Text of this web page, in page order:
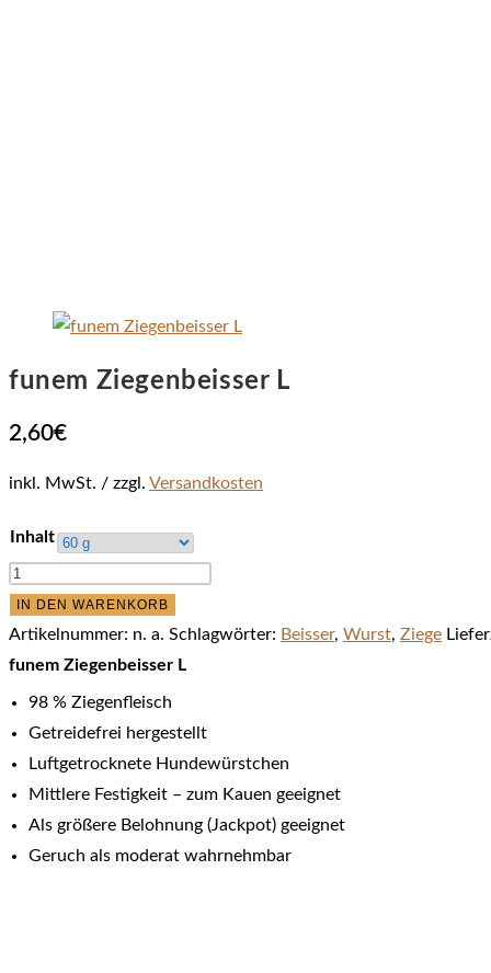
funem Ziegenbeisser L
2,60€
inkl. MwSt. zzgl. Versandkosten
Inhalt
funem
Ziegenbeisser
L
Menge
IN DEN WARENKORB
Artikelnummer: n. a. Schlagwörter: Beisser, Wurst, Ziege
funem Ziegenbeisser L
98 % Ziegenfleisch
Getreidefrei hergestellt
Luftgetrocknete Hundewürstchen
Mittlere Festigkeit – zum Kauen geeignet
Als größere Belohnung (Jackpot) geeignet
Geruch als moderat wahrnehmbar